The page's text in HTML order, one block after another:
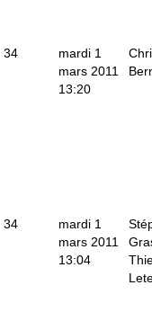
34
mardi 1
mars 2011
13:20
34
mardi 1
mars 2011
13:04